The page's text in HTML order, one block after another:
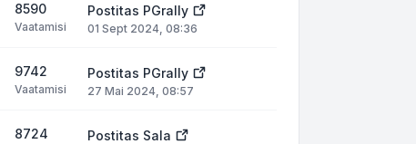
8590
Vaatamisi
Postitas PGrally
01 Sept 2024, 08:36
9742
Vaatamisi
Postitas PGrally
27 Mai 2024, 08:57
8724 Postitas Sala